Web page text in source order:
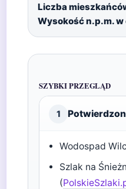
Liczba
Wysokość n.p.m.
SZYBKI PRZEGLĄD
1
Wodospad
Szlak na
(